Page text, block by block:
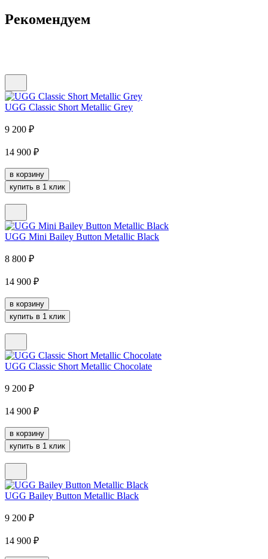
Рекомендуем
UGG Classic Short Metallic Grey
9 200 ₽
14 900 ₽
в корзину
купить в 1 клик
UGG Mini Bailey Button Metallic Black
8 800 ₽
14 900 ₽
в корзину
купить в 1 клик
UGG Classic Short Metallic Chocolate
9 200 ₽
14 900 ₽
в корзину
купить в 1 клик
UGG Bailey Button Metallic Black
9 200 ₽
14 900 ₽